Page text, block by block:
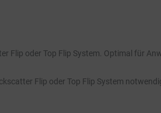
oder Top Flip System. Optimal für
Flip oder Top Flip System